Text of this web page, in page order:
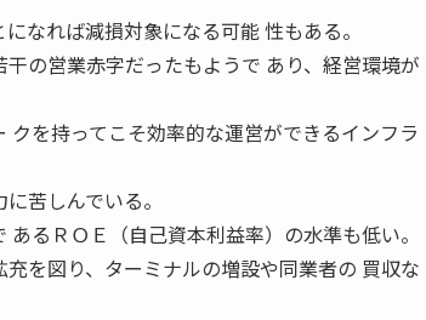
なれば減損対象になる可能 性もある。
の営業赤字だったもようで あり、経営環境が
を持ってこそ効率的な運営ができるインフラ
苦しんでいる。
るＲＯＥ（自己資本利益率）の水準も低い。
を図り、ターミナルの増設や同業者の 買収な